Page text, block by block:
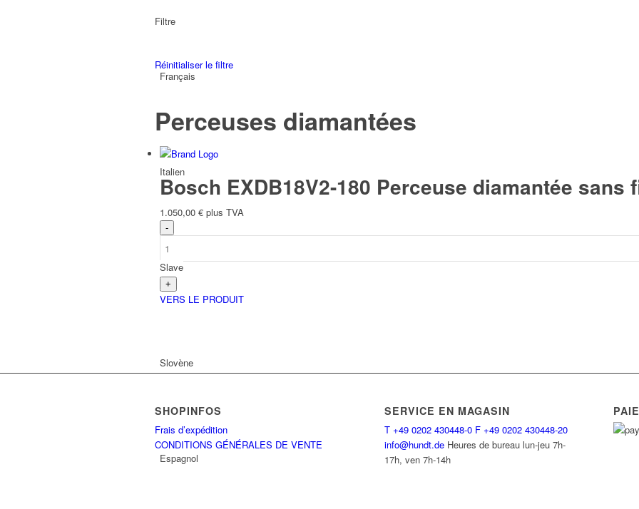
Français
Italien
Slave
Slovène
Espagnol
Filtre
Réinitialiser le filtre
Perceuses diamantées
Bosch EXDB18V2-180 Perceuse diamantée sans
1.050,00 € plus TVA
VERS LE PRODUIT
SHOPINFOS
Frais d’expédition
CONDITIONS GÉNÉRALES DE VENTE
SERVICE EN MAGASIN
T +49 0202 430448-0 F +49 0202 430448-20
info@hundt.de Heures de bureau lun-jeu 7h-
17h, ven 7h-14h